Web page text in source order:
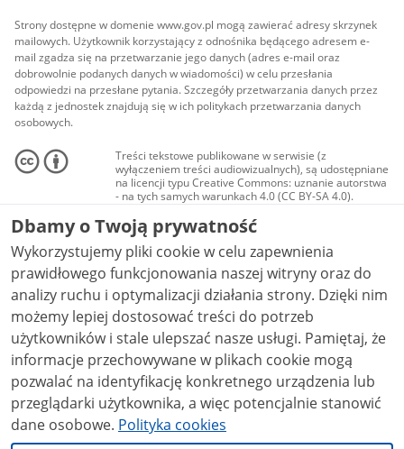
Strony dostępne w domenie www.gov.pl mogą zawierać adresy skrzynek
mailowych. Użytkownik korzystający z odnośnika będącego adresem e-
mail zgadza się na przetwarzanie jego danych (adres e-mail oraz
dobrowolnie podanych danych w wiadomości) w celu przesłania
odpowiedzi na przesłane pytania. Szczegóły przetwarzania danych przez
każdą z jednostek znajdują się w ich politykach przetwarzania danych
osobowych.
Treści tekstowe publikowane w serwisie (z
wyłączeniem treści audiowizualnych), są udostępniane
na licencji typu Creative Commons: uznanie autorstwa
- na tych samych warunkach 4.0 (CC BY-SA 4.0).
Materiały audiowizualne, w tym zdjęcia, materiały
audio i wideo, są udostępniane na licencji typu
Creative Commons: uznanie autorstwa użycie
niekomercyjne - bez utworów zależnych 4.0 (CC BY-
NC-ND 4.0), o ile nie jest to stwierdzone inaczej.
Dbamy o Twoją prywatność
Wykorzystujemy pliki cookie w celu zapewnienia
prawidłowego funkcjonowania naszej witryny oraz do
analizy ruchu i optymalizacji działania strony. Dzięki nim
możemy lepiej dostosować treści do potrzeb
użytkowników i stale ulepszać nasze usługi. Pamiętaj, że
informacje przechowywane w plikach cookie mogą
pozwalać na identyfikację konkretnego urządzenia lub
przeglądarki użytkownika, a więc potencjalnie stanowić
dane osobowe. Polityka cookies